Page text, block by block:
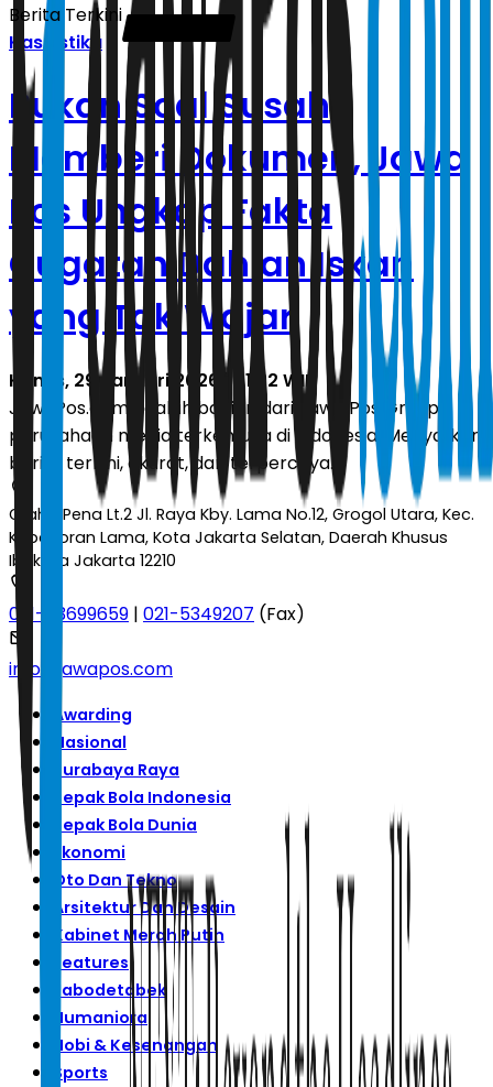
Berita Terkini
Kasuistika
Bukan Soal Susah
Memberi Dokumen, Jawa
Pos Ungkap Fakta
Gugatan Dahlan Iskan
yang Tak Wajar
Kamis, 29 Januari 2026 | 01.22 WIB
JawaPos.com adalah bagian dari Jawa Pos Group,
perusahaan media terkemuka di Indonesia. Menyajikan
berita terkini, akurat, dan terpercaya.
Graha Pena Lt.2 Jl. Raya Kby. Lama No.12, Grogol Utara, Kec.
Kebayoran Lama, Kota Jakarta Selatan, Daerah Khusus
Ibukota Jakarta 12210
021-53699659 | 021-5349207 (Fax)
info@jawapos.com
Awarding
Nasional
Surabaya Raya
Sepak Bola Indonesia
Sepak Bola Dunia
Ekonomi
Oto Dan Tekno
Arsitektur Dan Desain
Kabinet Merah Putih
Features
Jabodetabek
Humaniora
Hobi & Kesenangan
Sports